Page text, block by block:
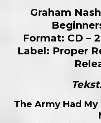
Graham
Format: CD –
Label: Proper
The Army Had